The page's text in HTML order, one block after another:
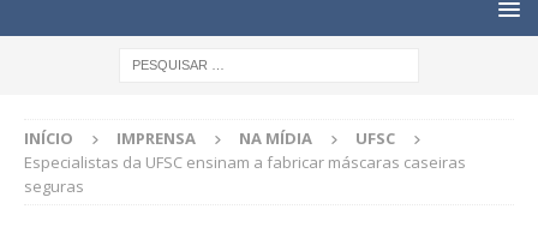
INÍCIO IMPRENSA NA MÍDIA
UFSC
Especialistas da UFSC ensinam a fabricar máscaras caseiras
seguras